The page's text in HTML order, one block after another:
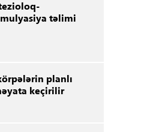
təlimi
planlı
keçirilir